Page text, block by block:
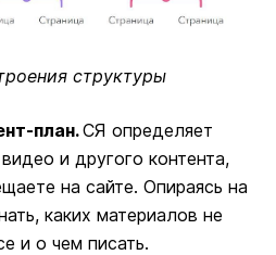
структуры
план.СЯ определяет
и другого контента,
на сайте. Опираясь на
каких материалов не
и о чем писать.